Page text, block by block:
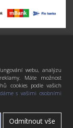
webu, analýzu
Máte možnost
cookies podle vašich
s vašimi osobními
Odmítnout vše